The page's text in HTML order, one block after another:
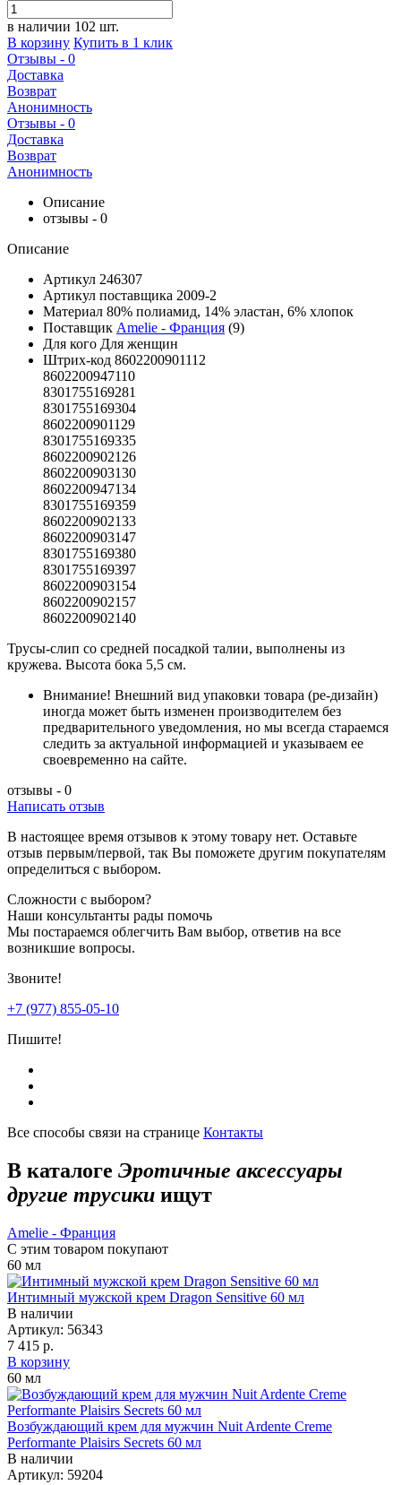
в наличии 102 шт.
В корзину Купить в 1 клик
Отзывы - 0
Доставка
Возврат
Анонимность
Отзывы - 0
Доставка
Возврат
Анонимность
Описание
отзывы - 0
Описание
Артикул 246307
Артикул поставщика 2009-2
Материал 80% полиамид, 14% эластан, 6% хлопок
Поставщик Amelie - Франция (9)
Для кого Для женщин
Штрих-код 8602200901112
8602200947110
8301755169281
8301755169304
8602200901129
8301755169335
8602200902126
8602200903130
8602200947134
8301755169359
8602200902133
8602200903147
8301755169380
8301755169397
8602200903154
8602200902157
8602200902140
Трусы-слип со средней посадкой талии, выполнены из
кружева. Высота бока 5,5 см.
Внимание! Внешний вид упаковки товара (ре-дизайн)
иногда может быть изменен производителем без
предварительного уведомления, но мы всегда стараемся
следить за актуальной информацией и указываем ее
своевременно на сайте.
отзывы - 0
Написать отзыв
В настоящее время отзывов к этому товару нет. Оставьте
отзыв первым/первой, так Вы поможете другим покупателям
определиться с выбором.
Сложности с выбором?
Наши консультанты рады помочь
Мы постараемся облегчить Вам выбор, ответив на все
возникшие вопросы.
Звоните!
+7 (977) 855-05-10
Пишите!
Все способы связи на странице Контакты
В каталоге Эротичные аксессуары
другие трусики ищут
Amelie - Франция
С этим товаром покупают
60 мл
Интимный мужской крем Dragon Sensitive 60 мл
В наличии
Артикул: 56343
7 415 р.
В корзину
60 мл
Возбуждающий крем для мужчин Nuit Ardente Creme
Performante Plaisirs Secrets 60 мл
В наличии
Артикул: 59204